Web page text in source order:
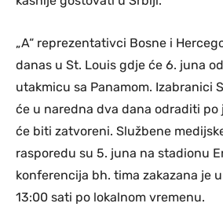
„A“ reprezentativci Bosne i
danas u St. Louis gdje će 6. juna
utakmicu sa Panamom. Izabranici
će u naredna dva dana odraditi po
će biti zatvoreni. Službene
rasporedu su 5. juna na stadionu
konferencija bh. tima zakazana je
13:00 sati po lokalnom vremenu.